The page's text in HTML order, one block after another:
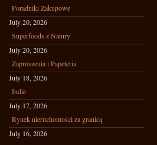
Poradniki Zakupowe
July 20, 2026
Superfoods z Natury
July 20, 2026
Zaproszenia i Papeteria
July 18, 2026
Indie
July 17, 2026
Rynek nieruchomości za granicą
July 16, 2026